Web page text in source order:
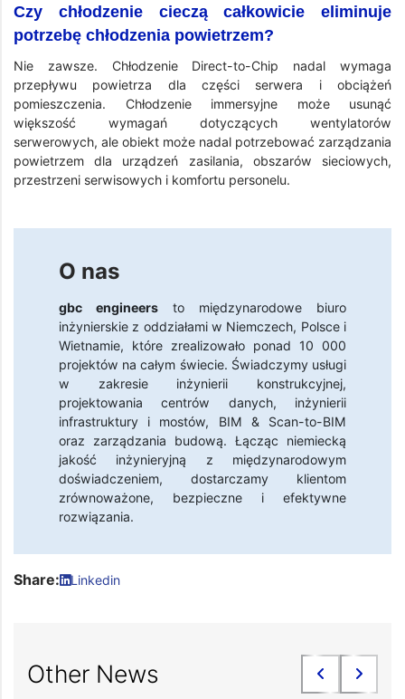
Czy chłodzenie cieczą całkowicie eliminuje
potrzebę chłodzenia powietrzem?
Nie zawsze. Chłodzenie Direct-to-Chip nadal wymaga
przepływu powietrza dla części serwera i obciążeń
pomieszczenia. Chłodzenie immersyjne może usunąć
większość wymagań dotyczących wentylatorów
serwerowych, ale obiekt może nadal potrzebować zarządzania
powietrzem dla urządzeń zasilania, obszarów sieciowych,
przestrzeni serwisowych i komfortu personelu.
O nas
gbc engineers to międzynarodowe biuro
inżynierskie z oddziałami w Niemczech, Polsce i
Wietnamie, które zrealizowało ponad 10 000
projektów na całym świecie. Świadczymy usługi
w zakresie inżynierii konstrukcyjnej,
projektowania centrów danych, inżynierii
infrastruktury i mostów, BIM & Scan-to-BIM
oraz zarządzania budową. Łącząc niemiecką
jakość inżynieryjną z międzynarodowym
doświadczeniem, dostarczamy klientom
zrównoważone, bezpieczne i efektywne
rozwiązania.
Share: Linkedin
Other News